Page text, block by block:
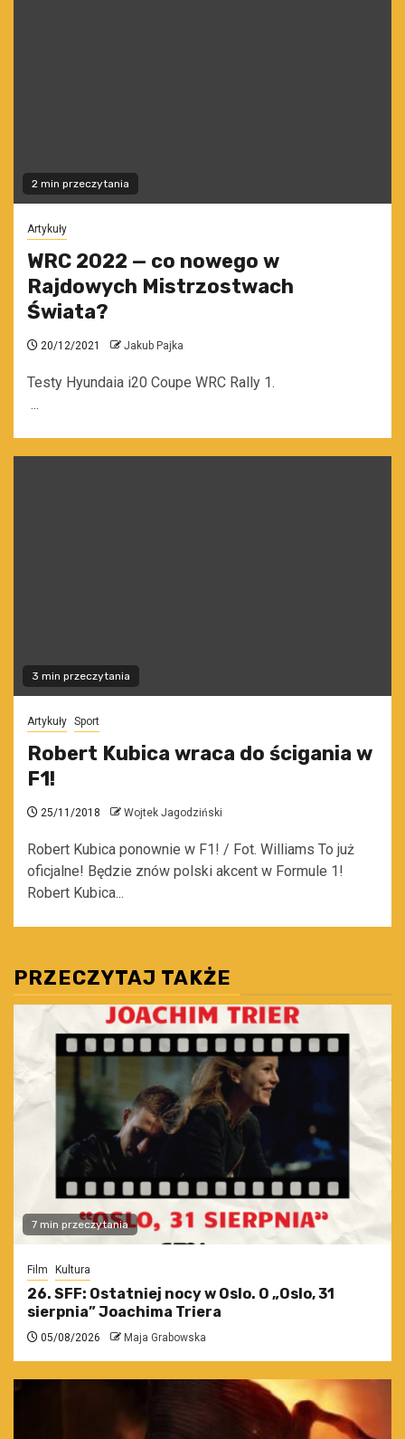
2 min przeczytania
Artykuły
WRC 2022 — co nowego w
Rajdowych Mistrzostwach
Świata?
20/12/2021 Jakub Pajka
Testy Hyundaia i20 Coupe WRC Rally 1.
...
3 min przeczytania
Artykuły Sport
Robert Kubica wraca do ścigania w
F1!
25/11/2018 Wojtek Jagodziński
Robert Kubica ponownie w F1! / Fot. Williams To już
oficjalne! Będzie znów polski akcent w Formule 1!
Robert Kubica...
PRZECZYTAJ TAKŻE
7 min przeczytania
Film Kultura
26. SFF: Ostatniej nocy w Oslo. O „Oslo, 31
sierpnia” Joachima Triera
05/08/2026 Maja Grabowska